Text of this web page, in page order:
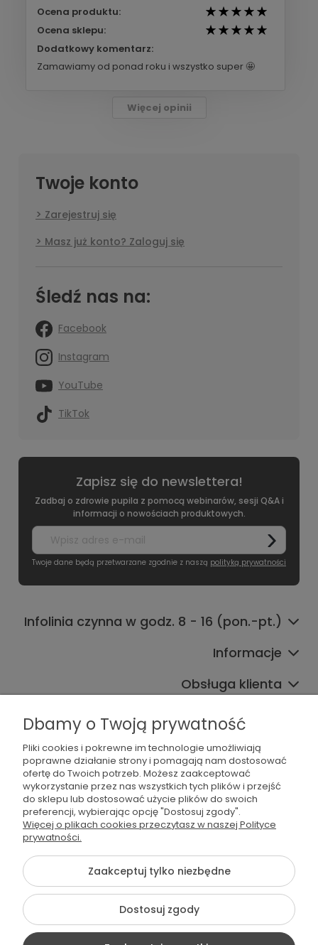
Ocena produktu:
Ocena sklepu:
Dodatkowy komentarz:
Zamawiamy od ponad roku i wszystko super 🤩
Więcej opinii
Twoje konto
Zarejestruj się
Masz już konto? Zaloguj się
Śledź nas na:
Facebook
Instagram
YouTube
TikTok
Zapisz się do newslettera!
Zadbaj o zdrowie pupila z pomocą webinarów, sesji Q&A i
informacji o nowościach produktowych.
Twoje dane będą przetwarzane zgodnie z naszą polityką prywatności
Infolinia czynna w godz. 8 - 16 (pon.-pt.)
Informacje
Obsługa klienta
Współpraca
536 042 061
Szablon Flex byEcommercy
Dbamy o Twoją prywatność
Pliki cookies i pokrewne im technologie umożliwiają
poprawne działanie strony i pomagają nam dostosować
ofertę do Twoich potrzeb. Możesz zaakceptować
wykorzystanie przez nas wszystkich tych plików i przejść
do sklepu lub dostosować użycie plików do swoich
preferencji, wybierając opcję "Dostosuj zgody".
Więcej o plikach cookies przeczytasz w naszej Polityce
prywatności.
Zaakceptuj tylko niezbędne
Dostosuj zgody